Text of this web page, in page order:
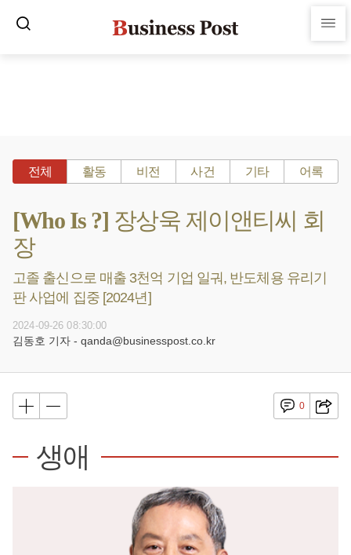
전체 활동 비전 사건 기타 어록
[Who Is ?] 장상욱 제이앤티씨 회
장
고졸 출신으로 매출 3천억 기업 일궈, 반도체용 유리기
판 사업에 집중 [2024년]
2024-09-26 08:30:00
김동호 기자 - qanda@businesspost.co.kr
0
생애